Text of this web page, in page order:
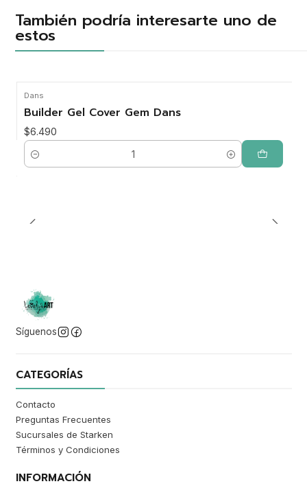
También podría interesarte uno de
estos
Dans
Builder Gel Cover Gem Dans
$6.490
Cantidad
Síguenos
CATEGORÍAS
Contacto
Preguntas Frecuentes
Sucursales de Starken
Términos y Condiciones
INFORMACIÓN